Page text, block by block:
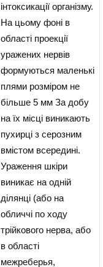
інтоксикації організму.
На цьому фоні в
області проекції
уражених нервів
формуються маленькі
плями розміром не
більше 5 мм За добу
на їх місці виникають
пухирці з серозним
вмістом всередині.
Ураження шкіри
виникає на одній
ділянці (або на
обличчі по ходу
трійкового нерва, або
в області
межреберья,